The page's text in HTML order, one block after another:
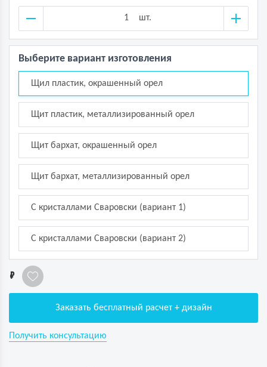
шт.
Выберите вариант изготовления
Щил пластик, окрашенный орел
Щит пластик, металлизированный орел
Щит бархат, окрашенный орел
Щит бархат, металлизированный орел
С кристаллами Сваровски (вариант 1)
С кристаллами Сваровски (вариант 2)
1
Заказать бесплатный расчет + дизайн
Получить консультацию